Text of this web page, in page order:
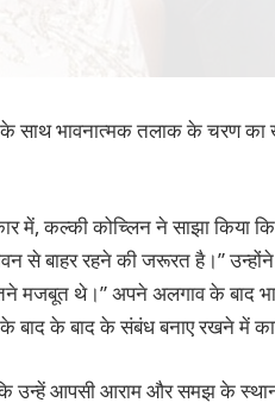
साथ भावनात्मक तलाक के चरण का
में, कल्की कोच्लिन ने साझा किया
से बाहर रहने की जरूरत है।”
मजबूत थे।” अपने अलगाव के बाद
बाद के बाद के संबंध बनाए रखने में
उन्हें आपसी आराम और समझ के